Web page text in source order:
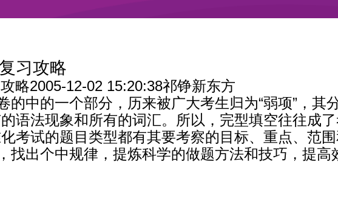
习攻略
略2005-12-02 15:20:38祁铮新东方
中的一个部分，历来被广大考生归为“弱项”，其
语法现象和所有的词汇。所以，完型填空往往成
考试的题目类型都有其要考察的目标、重点、范
找出个中规律，提炼科学的做题方法和技巧，提高